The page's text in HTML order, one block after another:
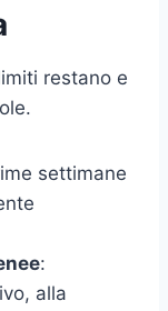
restano e
settimane
:
alla